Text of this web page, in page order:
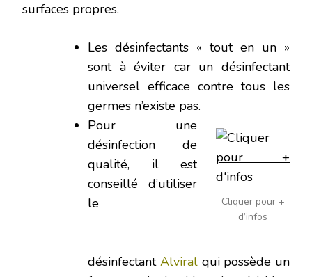
surfaces propres.
Les désinfectants « tout en un »
sont à éviter car un désinfectant
universel efficace contre tous les
germes n’existe pas.
Cliquer pour +
d’infos
Pour une
désinfection de
qualité, il est
conseillé d’utiliser
le
désinfectant Alviralqui possède un